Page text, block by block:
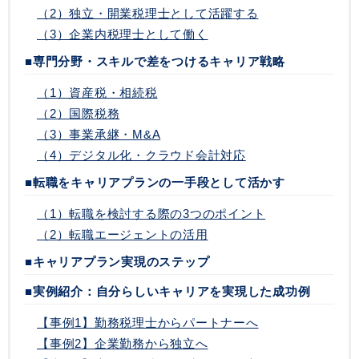
（2）独立・開業税理士として活躍する
（3）企業内税理士として働く
■専門分野・スキルで差をつけるキャリア戦略
（1）資産税・相続税
（2）国際税務
（3）事業承継・M&A
（4）デジタル化・クラウド会計対応
■転職をキャリアプランの一手段として活かす
（1）転職を検討する際の3つのポイント
（2）転職エージェントの活用
■キャリアプラン実現のステップ
■実例紹介：自分らしいキャリアを実現した成功例
【事例1】勤務税理士からパートナーへ
【事例2】企業勤務から独立へ